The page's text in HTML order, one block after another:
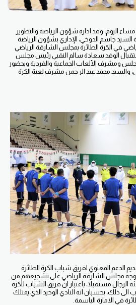
اليوم، وفد ادارة شؤون الرياضة والتطوير
جاسم الدوخي، الإداري بشؤون الرياضة
في الكرة الطائرة بمجلس الشارقة الرياضي
الوفد سعادة سالم النقبي رئيس مجلس
ومشرف الألعاب الجماعية والفردية وبحضور
والسيد محمد عبد الر حمن مشرف لعبة الكرة
الدعم المعنوي لفريق شباب الكرة الطائرة
توجه مجلس الشارقة الرياضي على تشجيعهم من
الرجال مستقبلا، باعتبار ان فريق الشباب للكرة
الى ذلك، بحسبان انه النادي الوحيد الذي يمتلك
في الامارة الباسمة.